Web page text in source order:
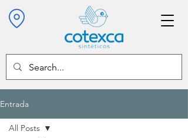
Entrada
All Posts